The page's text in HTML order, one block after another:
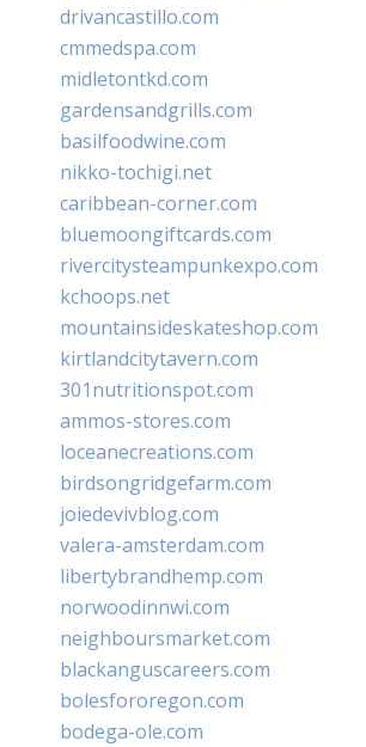
drivancastillo.com
cmmedspa.com
midletontkd.com
gardensandgrills.com
basilfoodwine.com
nikko-tochigi.net
caribbean-corner.com
bluemoongiftcards.com
rivercitysteampunkexpo.com
kchoops.net
mountainsideskateshop.com
kirtlandcitytavern.com
301nutritionspot.com
ammos-stores.com
loceanecreations.com
birdsongridgefarm.com
joiedevivblog.com
valera-amsterdam.com
libertybrandhemp.com
norwoodinnwi.com
neighboursmarket.com
blackanguscareers.com
bolesfororegon.com
bodega-ole.com